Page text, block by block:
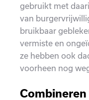
gebruikt met
van
bruikbaar
vermiste en
ze hebben ook
voorheen nog
C